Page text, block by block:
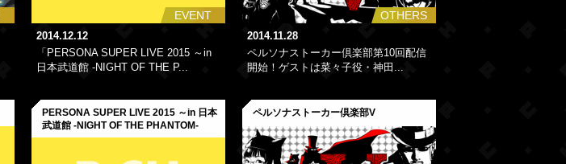
EVENT
2014.12.12
「PERSONA SUPER LIVE 2015 ～in
日本武道館 -NIGHT OF THE P...
OTHERS
2014.11.28
ペルソナストーカー倶楽部第10回配信
開始！ゲストは菜々子役・神田...
PERSONA SUPER LIVE 2015 ～in 日本
武道館 -NIGHT OF THE PHANTOM-
ペルソナストーカー倶楽部V